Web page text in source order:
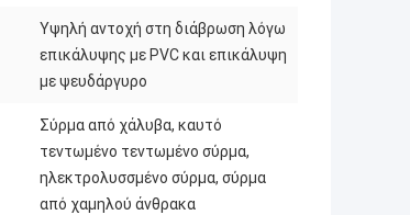
Υψηλή αντοχή στη διάβρωση λόγω
επικάλυψης με PVC και επικάλυψη
με ψευδάργυρο
Σύρμα από χάλυβα, καυτό
τεντωμένο τεντωμένο σύρμα,
ηλεκτρολυσσμένο σύρμα, σύρμα
από χαμηλού άνθρακα